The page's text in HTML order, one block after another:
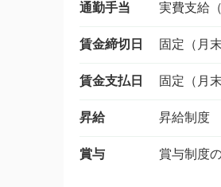
通勤手当 実費支給
賃金締切日 固定（月末
賃金支払日 固定（
昇給 昇給制度
賞与 賞与制度